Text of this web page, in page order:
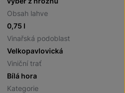
Obsah lahve
0,75 l
Vinařská podoblast
Velkopavlovická
Viniční trať
Bílá hora
Kategorie